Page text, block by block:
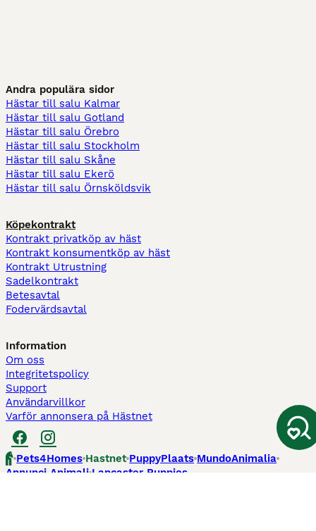
Andra populära sidor
Hästar till salu Kalmar
Hästar till salu Gotland
Hästar till salu Örebro
Hästar till salu Stockholm
Hästar till salu Skåne
Hästar till salu Ekerö
Hästar till salu Örnsköldsvik
Köpekontrakt
Kontrakt privatköp av häst
Kontrakt konsumentköp av häst
Kontrakt Utrustning
Sadelkontrakt
Betesavtal
Fodervärdsavtal
Information
Om oss
Integritetspolicy
Support
Användarvillkor
Varför annonsera på Hästnet
Pets4Homes Hastnet PuppyPlaats MundoAnimalia
Annunci Animali Lancaster Puppies